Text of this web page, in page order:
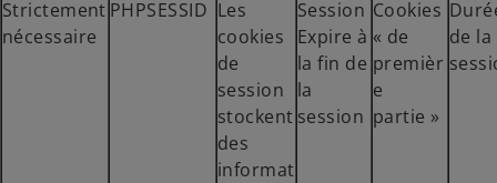
Strictement
nécessaire
PHPSESSID Les
cookies
de
session
stockent
des
informat
Session
Expire à
la fin de
la
session
Cookies
« de
premièr
e
partie »
de la